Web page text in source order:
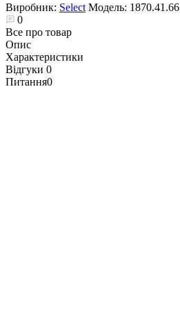
Виробник: Select Модель: 1870.41.66
0
Все про товар
Опис
Характеристики
Відгуки 0
Питання0